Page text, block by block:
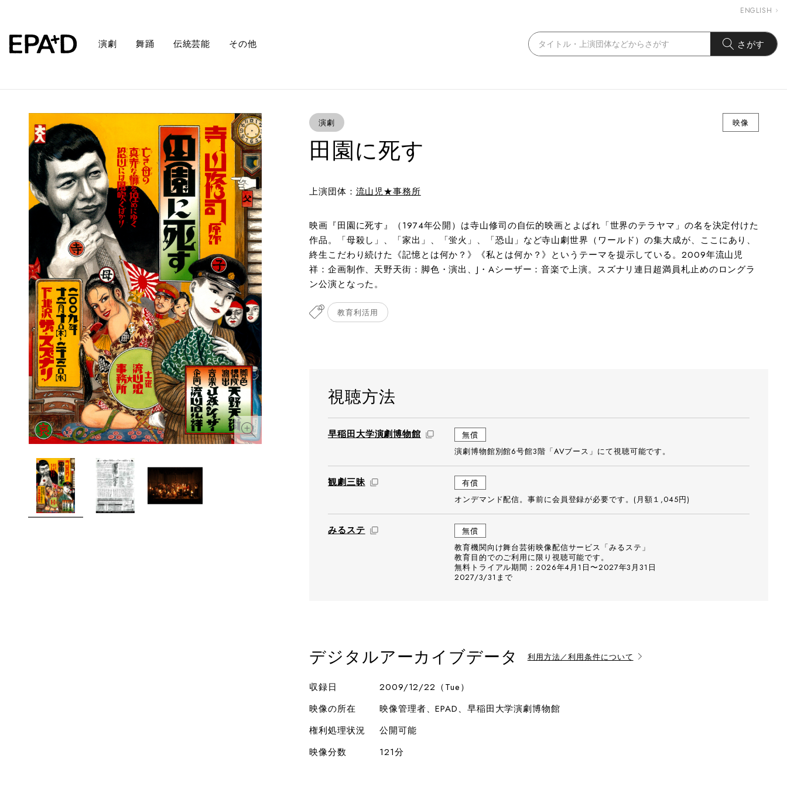
ENGLISH
演劇 舞踊 伝統芸能 その他 さがす
演劇 映像
田園に死す
上演団体： 流山児★事務所
映画『田園に死す』（1974年公開）は寺山修司の自伝的映画とよばれ「世界のテラヤマ」の名を決定付けた
作品。「母殺し」、「家出」、「蛍火」、「恐山」など寺山劇世界（ワールド）の集大成が、ここにあり、
終生こだわり続けた《記憶とは何か？》《私とは何か？》というテーマを提示している。2009年流山児
祥：企画制作、天野天街：脚色・演出、J・Aシーザー：音楽で上演。スズナリ連日超満員札止めのロングラ
ン公演となった。
教育利活用
視聴方法
早稲田大学演劇博物館
無償
演劇博物館別館6号館3階「AVブース」にて視聴可能です。
観劇三昧
有償
オンデマンド配信。事前に会員登録が必要です。(月額１,045円)
みるステ
無償
教育機関向け舞台芸術映像配信サービス「みるステ」
教育目的でのご利用に限り視聴可能です。
無料トライアル期間：2026年4月1日〜2027年3月31日
2027/3/31まで
デジタルアーカイブデータ 利用方法／利用条件について
収録日
2009/12/22（Tue）
映像の所在
映像管理者、EPAD、早稲田大学演劇博物館
権利処理状況
公開可能
映像分数
121分